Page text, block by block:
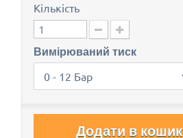
Кількість
Вимірюваний тиск
Додати в кошик